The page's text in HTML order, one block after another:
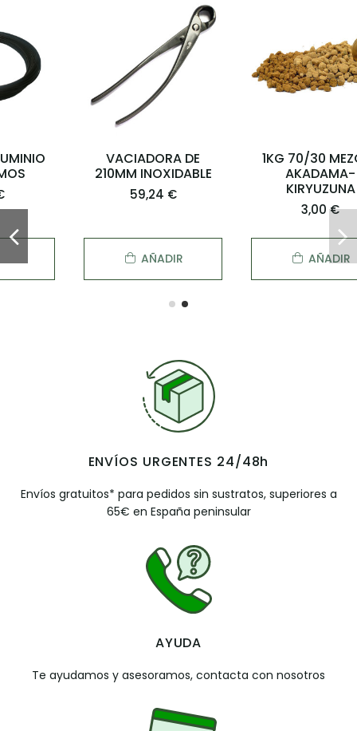
VACIADORA DE
210MM INOXIDABLE
AÑADIR
1KG 70/30 MEZCLA
AKADAMA-
KIRYUZUNA
AÑADIR
ENVÍOS URGENTES 24/48h
Envíos gratuitos* para pedidos sin sustratos, superiores a
65€ en España peninsular
AYUDA
Te ayudamos y asesoramos, contacta con nosotros